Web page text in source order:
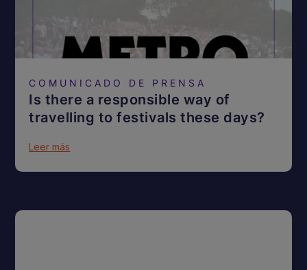
COMUNICADO DE PRENSA
Is there a responsible way of
travelling to festivals these days?
Leer más